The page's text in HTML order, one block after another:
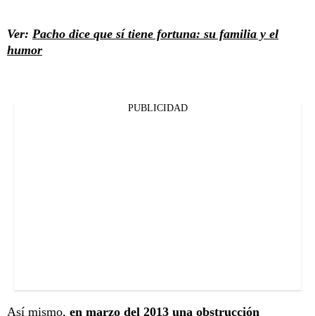
Ver: Pacho dice que sí tiene fortuna: su familia y el
humor
PUBLICIDAD
Así mismo, en marzo del 2013 una obstrucción